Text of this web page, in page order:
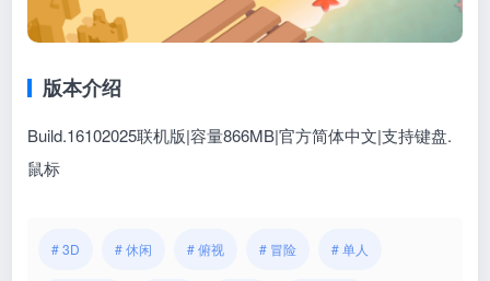
版本介绍
Build.16102025联机版|容量866MB|官方简体中文|支持键盘.
鼠标
# 3D # 休闲 # 俯视 # 冒险 # 单人